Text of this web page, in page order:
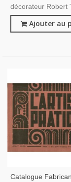
décorateur Robert
Ajouter au
Catalogue